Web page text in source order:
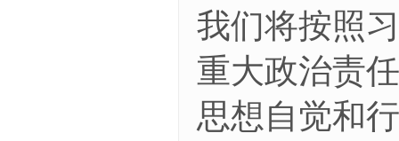
我们将按照
重大政治责
思想自觉和